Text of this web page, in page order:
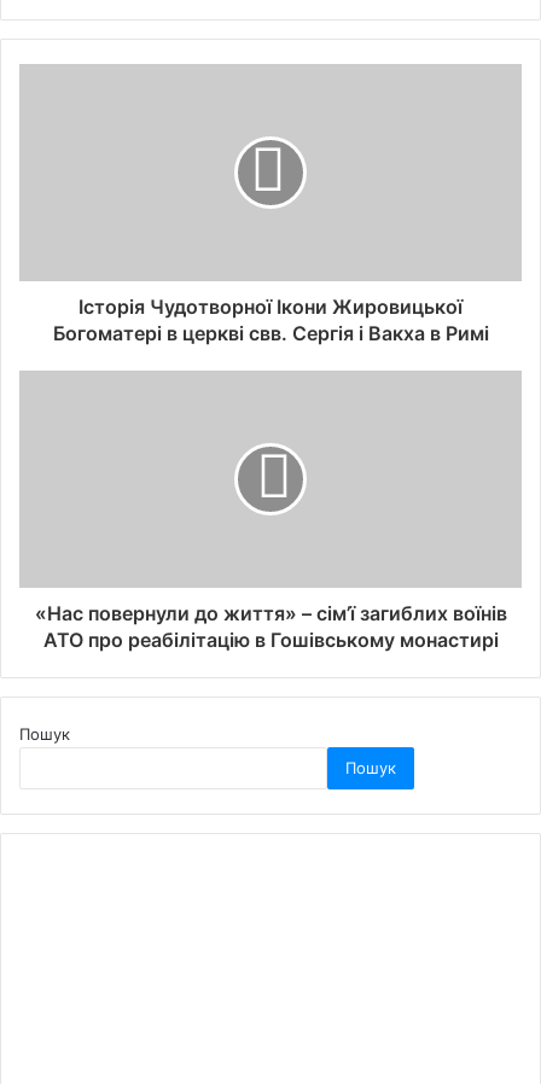
Історія Чудотворної Ікони Жировицької
Богоматері в церкві свв. Сергія і Вакха в Римі
«Нас повернули до життя» – сім’ї загиблих воїнів
АТО про реабілітацію в Гошівському монастирі
Пошук
Пошук